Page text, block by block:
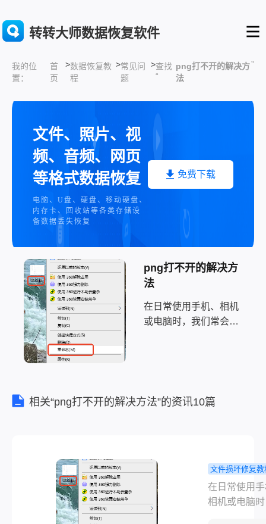
转转大师数据恢复软件
我的位
置：
首
页
>数据恢复教
程
>常见问
题
>查找
“
png打不开的解决方
法
”
文件、照片、视
频、音频、网页
等格式数据恢复
电脑、U盘、硬盘、移动硬盘、
内存卡、回收站等各类存储设
备数据丢失恢复
免费下载
png打不开的解决方
法
在日常使用手机、相机
或电脑时，我们常会遇
图片无法正常显示。以
相关“png打不开的解决方法”的资讯10篇
文件损坏修复教
坏的图片怎
复？常用修
在日常使用
相机或电脑